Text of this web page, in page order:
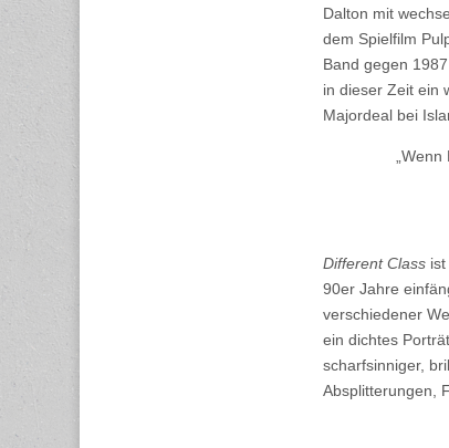
Dalton mit
dem Spielfilm
Band gegen
in dieser Zeit ein
Majordeal bei
Different Class
90er Jahre
verschiedener
ein dichtes
scharfsinniger,
Absplitterungen,